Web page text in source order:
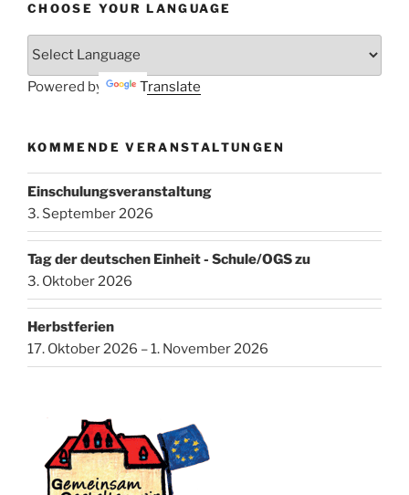
CHOOSE YOUR LANGUAGE
Powered by Translate
KOMMENDE VERANSTALTUNGEN
Einschulungsveranstaltung
3. September 2026
Tag der deutschen Einheit - Schule/OGS zu
3. Oktober 2026
Herbstferien
17. Oktober 2026 – 1. November 2026